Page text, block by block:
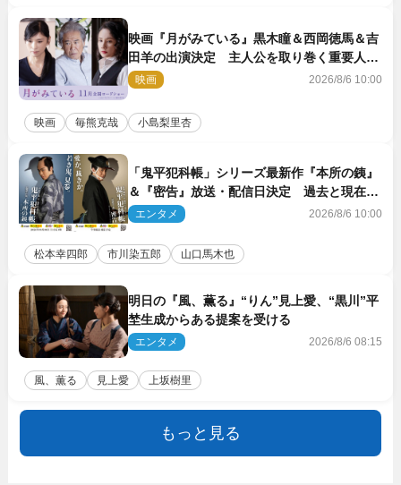
映画『月がみている』黒木瞳＆西岡徳馬＆吉
田羊の出演決定 主人公を取り巻く重要人物
を演じる
映画 2026/8/6 10:00
映画 毎熊克哉 小島梨里杏
「鬼平犯科帳」シリーズ最新作『本所の銕』
＆『密告』放送・配信日決定 過去と現在が
繋がるビジュアルも解禁
エンタメ 2026/8/6 10:00
松本幸四郎 市川染五郎 山口馬木也
明日の『風、薫る』“りん”見上愛、“黒川”平
埜生成からある提案を受ける
エンタメ 2026/8/6 08:15
風、薫る 見上愛 上坂樹里
もっと見る